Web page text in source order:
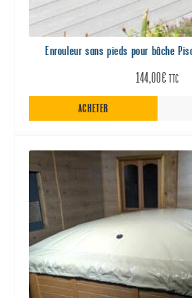
Enrouleur sans pieds pour bâche
144,00€ TTC
ACHETER
produit
plusieurs
variations.
Les
options
peuvent